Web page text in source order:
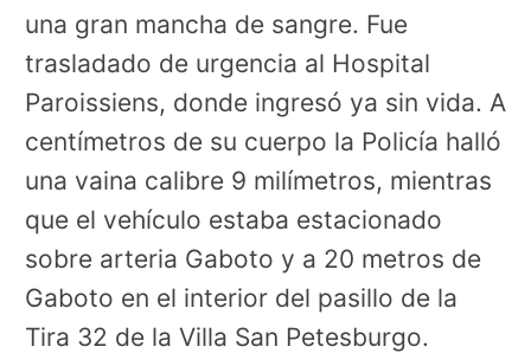
una gran mancha de sangre. Fue
trasladado de urgencia al Hospital
Paroissiens, donde ingresó ya sin vida. A
centímetros de su cuerpo la Policía halló
una vaina calibre 9 milímetros, mientras
que el vehículo estaba estacionado
sobre arteria Gaboto y a 20 metros de
Gaboto en el interior del pasillo de la
Tira 32 de la Villa San Petesburgo.